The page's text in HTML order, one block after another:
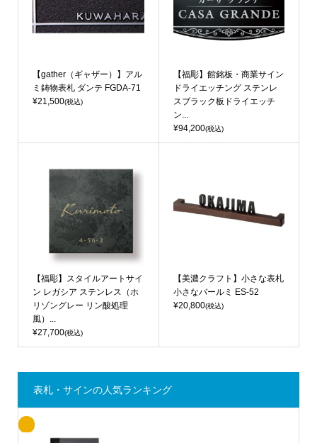
【gather（ギャザー）】アル
ミ鋳物表札 ダンテ FGDA-71
¥21,500(税込)
【福彫】館銘板・商業サイン
ドライエッチング ステンレ
スブラック板ドライエッチ
ン...
¥94,200(税込)
【福彫】スタイルアートサイ
ン レガシア ステンレス（ホ
リゾングレー リン酸処理
風）...
¥27,700(税込)
【美濃クラフト】小さな表札
小さなバールミ ES-52
¥20,800(税込)
表札・サインの人気ランキング